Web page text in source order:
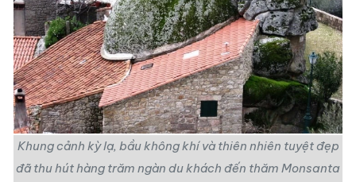
Khung cảnh kỳ lạ, bầu không khí và thiên nhiên tuyệt đẹp
đã thu hút hàng trăm ngàn du khách đến thăm Monsanta